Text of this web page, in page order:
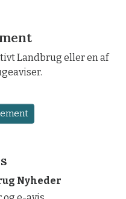
Landbrug eller en af
Nyheder